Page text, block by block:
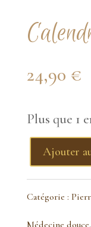
24,90 €
Plus que 1
quantité
de
Calendrier
Ajouter
Catégorie :
Médecine douce,